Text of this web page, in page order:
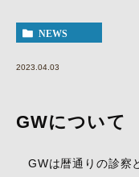
NEWS
2023.04.03
GWについて
GWは暦通りの診察